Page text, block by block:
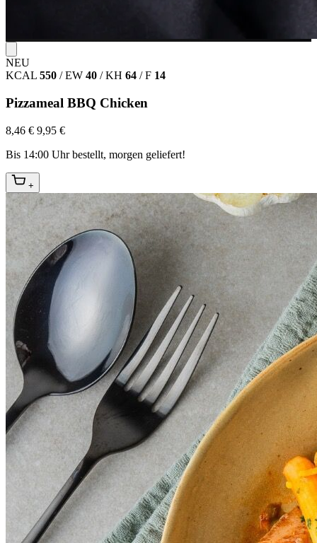
NEU
KCAL 550 / EW 40 / KH 64 / F 14
Pizzameal BBQ Chicken
8,46 € 9,95 €
Bis 14:00 Uhr bestellt, morgen geliefert!
+